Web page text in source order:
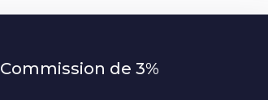
Commission de 3%